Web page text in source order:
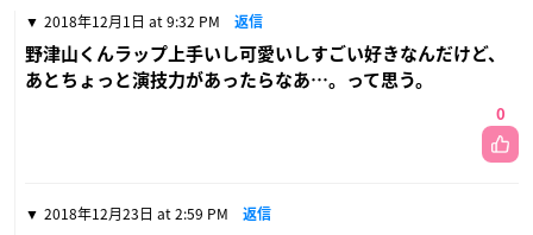
2018年12月1日 at 9:32 PM 返信
野津山くんラップ上手いし可愛いしすごい好きなんだけど、
あとちょっと演技力があったらなあ…。って思う。
0
2018年12月23日 at 2:59 PM 返信